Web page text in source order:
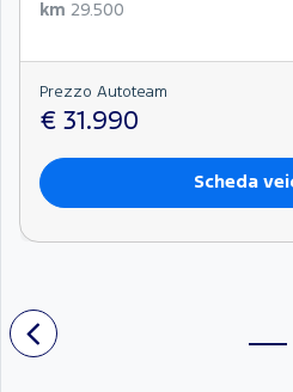
km 29.500
Prezzo Autoteam
€ 31.990
Scheda